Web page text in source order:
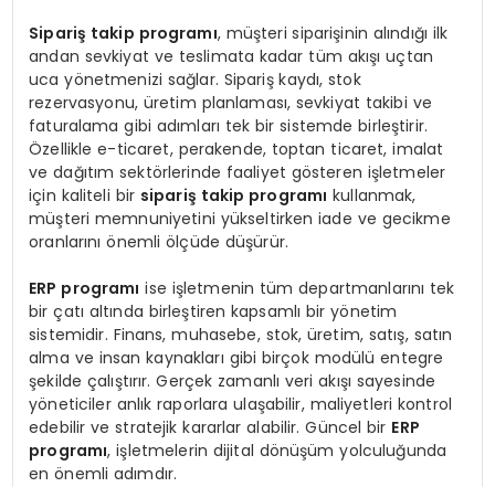
Sipariş takip programı, müşteri siparişinin alındığı ilk
andan sevkiyat ve teslimata kadar tüm akışı uçtan
uca yönetmenizi sağlar. Sipariş kaydı, stok
rezervasyonu, üretim planlaması, sevkiyat takibi ve
faturalama gibi adımları tek bir sistemde birleştirir.
Özellikle e-ticaret, perakende, toptan ticaret, imalat
ve dağıtım sektörlerinde faaliyet gösteren işletmeler
için kaliteli bir sipariş takip programı kullanmak,
müşteri memnuniyetini yükseltirken iade ve gecikme
oranlarını önemli ölçüde düşürür.
ERP programı ise işletmenin tüm departmanlarını tek
bir çatı altında birleştiren kapsamlı bir yönetim
sistemidir. Finans, muhasebe, stok, üretim, satış, satın
alma ve insan kaynakları gibi birçok modülü entegre
şekilde çalıştırır. Gerçek zamanlı veri akışı sayesinde
yöneticiler anlık raporlara ulaşabilir, maliyetleri kontrol
edebilir ve stratejik kararlar alabilir. Güncel bir ERP
programı, işletmelerin dijital dönüşüm yolculuğunda
en önemli adımdır.